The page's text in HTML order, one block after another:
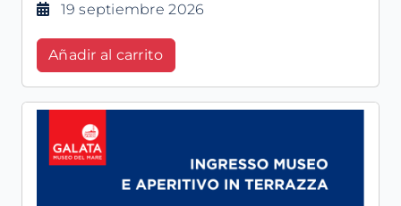
19 septiembre 2026
Añadir al carrito